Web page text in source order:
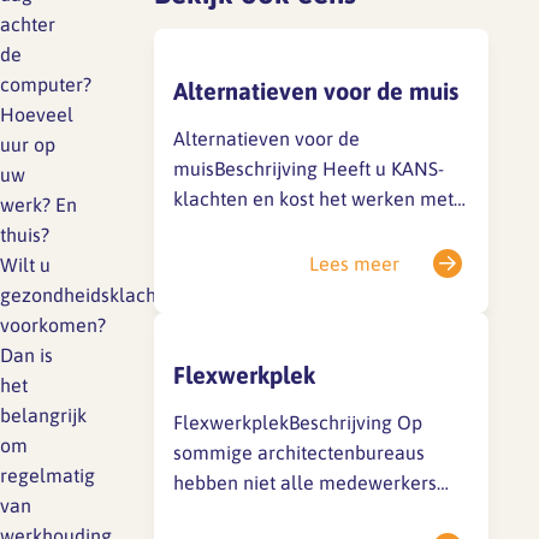
Lief en leed
Branche analyse en
onderzoek
Rapport Arbeidszaken 2025
Rapport Arbeidszaken 2024
Rapport Arbeidszaken 2023
Sectoranalyse
Jaarrapportage
Ontwerpsector 2025
Media en magazine
Gedragscode
Vertrouwenspersoon
Handreikingen
Kantooromgeving
Maatregelen
achter
de
computer?
Hoeveel
uur op
uw
werk? En
thuis?
Wilt u
gezondheidsklachten
voorkomen?
Dan is
het
belangrijk
om
regelmatig
van
Alternatieven voor de muis
Alternatieven voor de
muisBeschrijving Heeft u KANS-
klachten en kost het werken met
moeite? Of is het werken met de
situaties juist meer klachten
voorafgaande aan aanschaf,…
Lees meer
Flexwerkplek
FlexwerkplekBeschrijving Op
sommige architectenbureaus
hebben niet alle medewerkers